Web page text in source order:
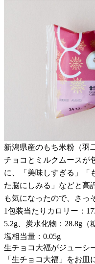
新潟県産のもち米粉（羽
チョコとミルクムースが
に、「美味しすぎる」「
た脳にしみる」などと高
も気になったので、さっ
1包装当たりカロリー：
5.2g、炭水化物：28.8g（
塩相当量：0.05g
生チョコ大福がジューシ
「生チョコ大福」をお皿